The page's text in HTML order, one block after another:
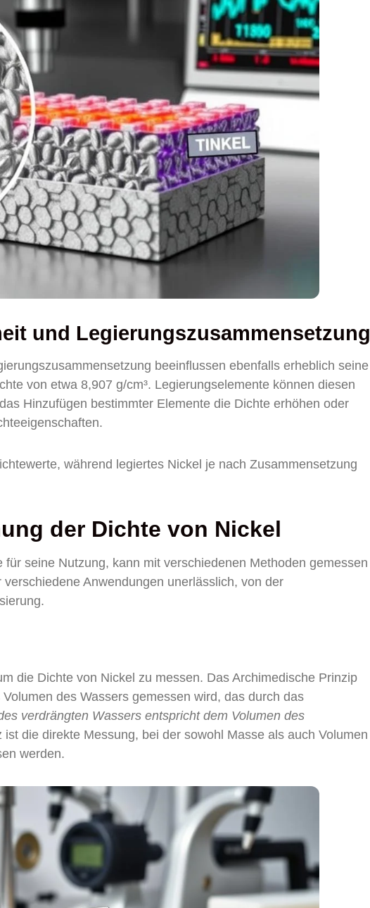
und Legierungszusammensetzung
beeinflussen ebenfalls erheblich seine
von etwa 8,907 g/cm³. Legierungselemente können diesen
Hinzufügen bestimmter Elemente die Dichte erhöhen oder
während legiertes Nickel je nach Zusammensetzung
der Dichte von Nickel
seine Nutzung, kann mit verschiedenen Methoden gemessen
Anwendungen unerlässlich, von der
die Dichte von Nickel zu messen. Das Archimedische Prinzip
des Wassers gemessen wird, das durch das
verdrängten Wassers entspricht dem Volumen des
die direkte Messung, bei der sowohl Masse als auch Volumen
werden.